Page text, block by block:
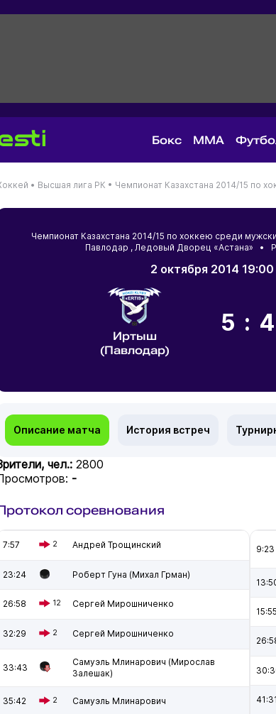
Бокс MMA
• Высшая лига РК • Чемпионат Казахстана 2014/15 по
Чемпионат Казахстана 2014/15 по хоккею среди
Павлодар , Ледовый Дворец «Астана» •
2 октября 2014 19:00
Иртыш
(Павлодар)
5:4
Описание матча История встреч
чел.: 2800
-
соревнования
7:57 2 Андрей Трощинский
23:24 Роберт Гуна (Михал Грман)
26:58 12 Сергей Мирошниченко
32:29 2 Сергей Мирошниченко
33:43
Самуэль Млинарович (Мирослав
Залешак)
35:42 2 Самуэль Млинарович
9:23
15:55
41:31